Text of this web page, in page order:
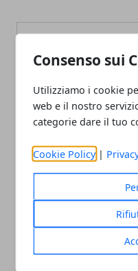
Consenso sui
Utilizziamo i cookie
web e il nostro
categorie dare il tuo
Cookie Policy |
ARTICOLI CORRELATI